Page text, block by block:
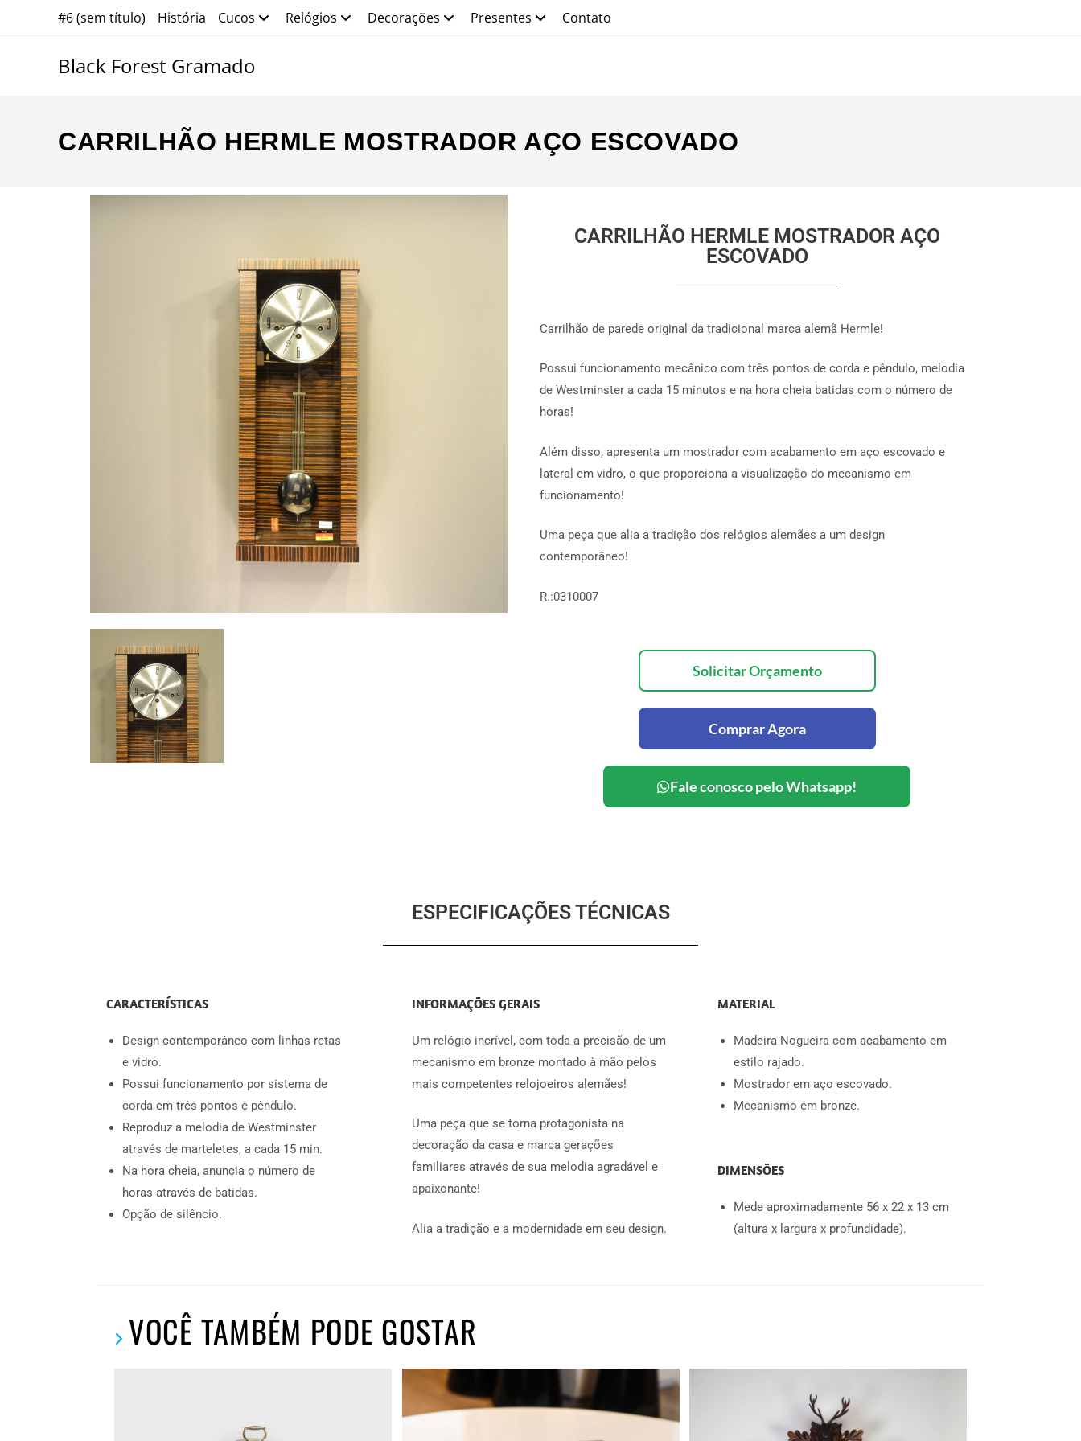
#6 (sem título) História Cucos Relógios Decorações Presentes Contato
Black Forest Gramado
CARRILHÃO HERMLE MOSTRADOR AÇO ESCOVADO
CARRILHÃO HERMLE MOSTRADOR AÇO
ESCOVADO
Carrilhão de parede original da tradicional marca alemã Hermle!
Possui funcionamento mecânico com três pontos de corda e pêndulo, melodia
de Westminster a cada 15 minutos e na hora cheia batidas com o número de
horas!
Além disso, apresenta um mostrador com acabamento em aço escovado e
lateral em vidro, o que proporciona a visualização do mecanismo em
funcionamento!
Uma peça que alia a tradição dos relógios alemães a um design
contemporâneo!
R.:0310007
Solicitar Orçamento
Comprar Agora
Fale conosco pelo Whatsapp!
ESPECIFICAÇÕES TÉCNICAS
CARACTERÍSTICAS
Design contemporâneo com linhas retas
e vidro.
Possui funcionamento por sistema de
corda em três pontos e pêndulo.
Reproduz a melodia de Westminster
através de marteletes, a cada 15 min.
Na hora cheia, anuncia o número de
horas através de batidas.
Opção de silêncio.
INFORMAÇÕES GERAIS
Um relógio incrível, com toda a precisão de um
mecanismo em bronze montado à mão pelos
mais competentes relojoeiros alemães!
Uma peça que se torna protagonista na
decoração da casa e marca gerações
familiares através de sua melodia agradável e
apaixonante!
Alia a tradição e a modernidade em seu design.
MATERIAL
Madeira Nogueira com acabamento em
estilo rajado.
Mostrador em aço escovado.
Mecanismo em bronze.
DIMENSÕES
Mede aproximadamente 56 x 22 x 13 cm
(altura x largura x profundidade).
VOCÊ TAMBÉM PODE GOSTAR